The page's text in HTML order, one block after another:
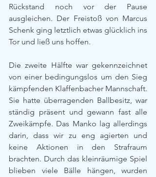
Rückstand noch vor der Pause
ausgleichen. Der Freistoß von Marcus
Schenk ging letztlich etwas glücklich ins
Tor und ließ uns hoffen.
Die zweite Hälfte war gekennzeichnet
von einer bedingungslos um den Sieg
kämpfenden Klaffenbacher Mannschaft.
Sie hatte überragenden Ballbesitz, war
ständig präsent und gewann fast alle
Zweikämpfe. Das Manko lag allerdings
darin, dass wir zu eng agierten und
keine Aktionen in den Strafraum
brachten. Durch das kleinräumige Spiel
blieben viele Bälle hängen, wurden